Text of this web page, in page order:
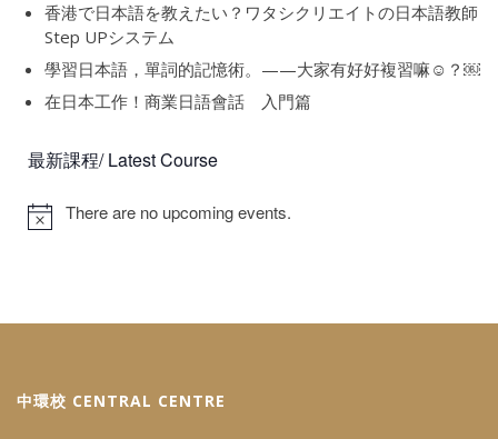
香港で日本語を教えたい？ワタシクリエイトの日本語教師
Step UPシステム
學習日本語，單詞的記憶術。——大家有好好複習嘛☺️？￼
在日本工作！商業日語會話 入門篇
最新課程/ Latest Course
There are no upcoming events.
中環校 CENTRAL CENTRE